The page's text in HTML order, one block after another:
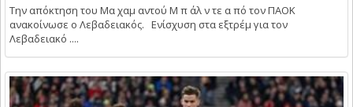
Την απόκτηση του Μα χαμ αντού Μ π άλ ν τε α πό τον ΠΑΟΚ
ανακοίνωσε ο Λεβαδειακός. Ενίσχυση στα εξτρέμ για τον
Λεβαδειακό ....